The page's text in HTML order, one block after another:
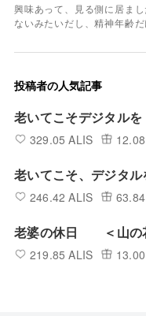
興味あって、見る側に居ま
ないみたいだし、精神年齢
投稿者の人気記事
老いてこそデジタル
329.05 ALIS
老いてこそ、デジタル
246.42 ALIS
老婆の休日 ＜山の
219.85 ALIS